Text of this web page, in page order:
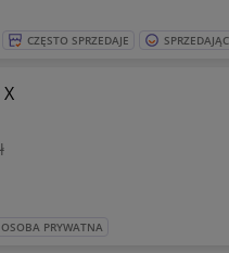
CZĘSTO SPRZEDAJE
OSOBA PRYWATNA